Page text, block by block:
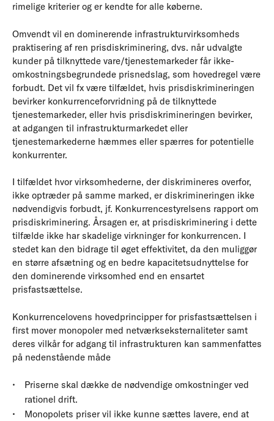
rimelige kriterier og er kendte for alle køberne.
Omvendt vil en dominerende infrastrukturvirksomheds
praktisering af ren prisdiskriminering, dvs. når udvalgte
kunder på tilknyttede vare/tjenestemarkeder får ikke-
omkostningsbegrundede prisnedslag, som hovedregel være
forbudt. Det vil fx være tilfældet, hvis prisdiskrimineringen
bevirker konkurrenceforvridning på de tilknyttede
tjenestemarkeder, eller hvis prisdiskrimineringen bevirker,
at adgangen til infrastrukturmarkedet eller
tjenestemarkederne hæmmes eller spærres for potentielle
konkurrenter.
I tilfældet hvor virksomhederne, der diskrimineres overfor,
ikke optræder på samme marked, er diskrimineringen ikke
nødvendigvis forbudt, jf. Konkurrencestyrelsens rapport om
prisdiskriminering. Årsagen er, at prisdiskriminering i dette
tilfælde ikke har skadelige virkninger for konkurrencen. I
stedet kan den bidrage til øget effektivitet, da den muliggør
en større afsætning og en bedre kapacitetsudnyttelse for
den dominerende virksomhed end en ensartet
prisfastsættelse.
Konkurrencelovens hovedprincipper for prisfastsættelsen i
first mover monopoler med netværkseksternaliteter samt
deres vilkår for adgang til infrastrukturen kan sammenfattes
på nedenstående måde
Priserne skal dække de nødvendige omkostninger ved
rationel drift.
Monopolets priser vil ikke kunne sættes lavere, end at